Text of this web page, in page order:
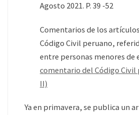
Agosto 2021. P. 39 -52
Comentarios de los
Código Civil peruano,
entre personas menores de
comentario del Código Civil
II)
Ya en primavera, se publica un